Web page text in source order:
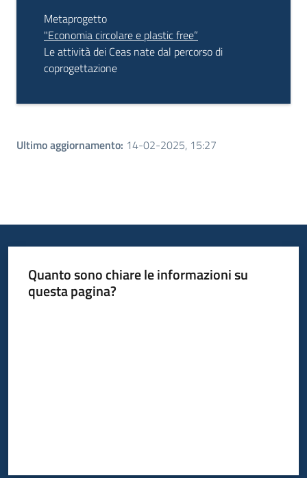
Metaprogetto
"Economia circolare e plastic free”
Le attività dei Ceas nate dal percorso di
coprogettazione
Ultimo aggiornamento: 14-02-2025, 15:27
Quanto sono chiare le informazioni su
questa pagina?